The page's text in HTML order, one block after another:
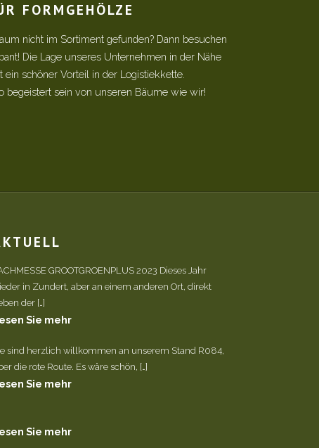
FORMGEHÖLZE
nicht im Sortiment gefunden? Dann besuchen
Die Lage unseres Unternehmen in der Nähe
schöner Vorteil in der Logistiekkette.
begeistert sein von unseren Bäume wie wir!
GROOTGROENPLUS 2023 Dieses Jahr
in Zundert, aber an einem anderen Ort, direkt
der […]
Sie mehr
sind herzlich willkommen an unserem Stand R084,
die rote Route. Es wäre schön, […]
Sie mehr
Sie mehr